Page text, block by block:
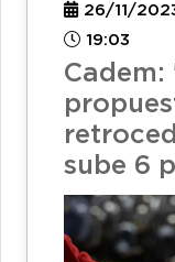
26/11/
19:03
sube 6